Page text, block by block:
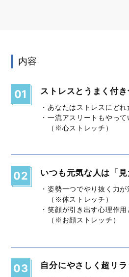
内容
01 ストレスとうまく付
・あなたはストレスにど
・一流アスリートもやっ
（※心ストレッチ）
02 いつも元気な人は「
・姿勢一つでやり抜く力
（※体ストレッチ）
・笑顔が引き出す心理作用
（※お顔ストレッチ）
03 自分にやさしく超リ